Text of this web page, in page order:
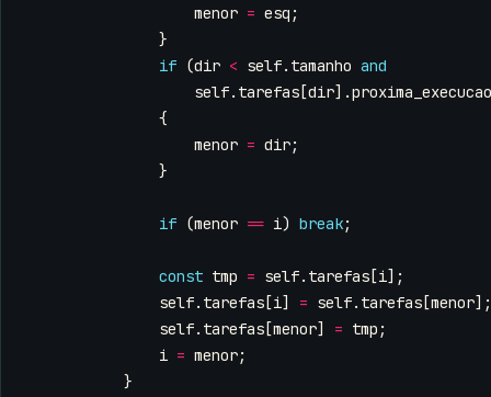
menor = esq ;
}
if (dir < self. tamanho and
self. tarefas [dir].proxima_execucao
{
menor = dir;
}
if (menor == i) break;
const tmp = self. tarefas [i];
self. tarefas [i] = self. tarefas [menor];
self. tarefas [menor] = tmp ;
i = menor;
}